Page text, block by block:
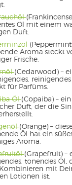
Öl mit einem
Duft.
Aroma steckt
Frische.
(Cedarwood) –
reinigendes
für Parfüms.
Öl(Copaiba) –
Duft, der die
(Orange) –
Öl hat ein
Aroma.
(Grapefruit) –
tonendes Öl,
mit
Lotionen ist.